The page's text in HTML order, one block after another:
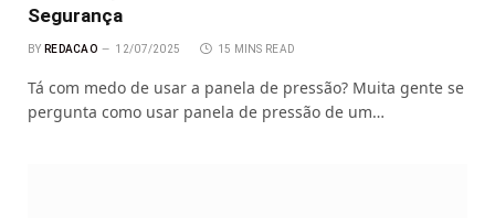
Segurança
BY REDACAO 12/07/2025 15 MINS READ
Tá com medo de usar a panela de pressão? Muita gente se
pergunta como usar panela de pressão de um…